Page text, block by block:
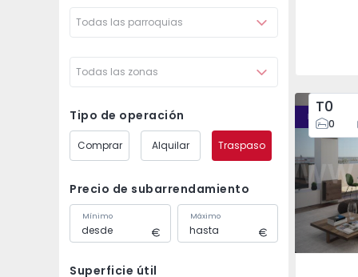
Todas las parroquias
Todas las zonas
Tipo de operación
Comprar Alquilar Traspaso
Precio de subarrendamiento
Mínimo Máximo
Superficie útil
T0
0
Desarrollo